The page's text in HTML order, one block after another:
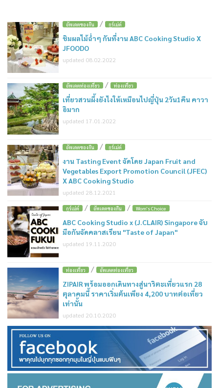
อัพเดตของกิน / กูร์เม่ต์
ชิมผลไม้ฉ่ำๆ กันที่งาน ABC Cooking Studio X
JFOODO
updated 08.02.2022
อัพเดตท่องเที่ยว / ท่องเที่ยว
เที่ยวสวนผึ้งยังไงให้เหมือนไปญี่ปุ่น 2วัน1คืน คาวา
อิมาก
updated 17.01.2022
อัพเดตของกิน / กูร์เม่ต์
งาน Tasting Event จัดโดย Japan Fruit and
Vegetables Export Promotion Council (JFEC)
X ABC Cooking Studio
updated 28.12.2021
กูร์เม่ต์ / อัพเดตของกิน / Wom's Choice
ABC Cooking Studio x (J.CLAIR) Singapore จับ
มือกันจัดคลาสเรียน "Taste of Japan"
updated 19.11.2020
ท่องเที่ยว / อัพเดตท่องเที่ยว
ZIPAIR พร้อมออกเดินทางสู่นาริตะเที่ยวแรก 28
ตุลาคมนี้ ราคาเริ่มต้นเพียง 4,200 บาทต่อเที่ยว
เท่านั้น
updated 20.10.2020